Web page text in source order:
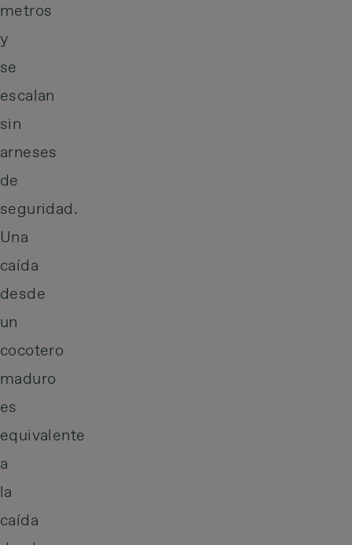
metros
y
se
escalan
sin
arneses
de
seguridad.
Una
caída
desde
un
cocotero
maduro
es
equivalente
a
la
caída